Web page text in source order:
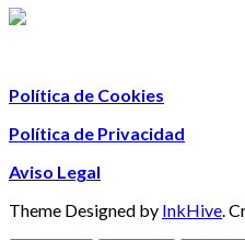
Política de Cookies
Política de Privacidad
Aviso Legal
Theme Designed by InkHive